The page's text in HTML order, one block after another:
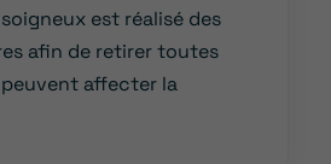
est réalisé des
afin de retirer toutes
affecter la